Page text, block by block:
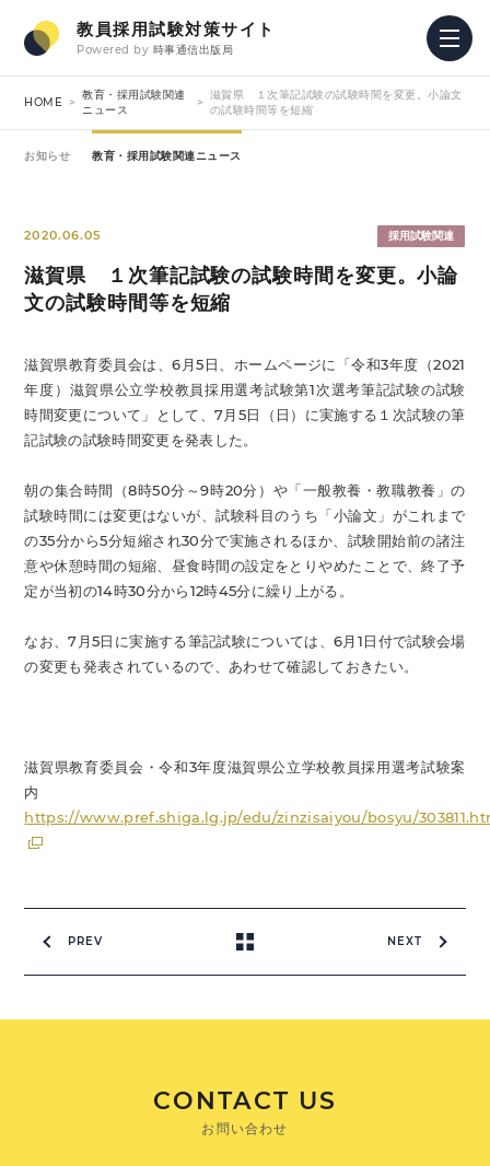
教員採用試験対策サイト
Powered by 時事通信出版局
HOME
教育・採用試験関連
ニュース
滋賀県 １次筆記試験の試験時間を変更。小論文
の試験時間等を短縮
お知らせ 教育・採用試験関連ニュース
2020.06.05 採用試験関連
滋賀県 １次筆記試験の試験時間を変更。小論
文の試験時間等を短縮
滋賀県教育委員会は、6月5日、ホームページに「令和3年度（2021
年度）滋賀県公立学校教員採用選考試験第1次選考筆記試験の試験
時間変更について」として、7月5日（日）に実施する１次試験の筆
記試験の試験時間変更を発表した。
朝の集合時間（8時50分～9時20分）や「一般教養・教職教養」の
試験時間には変更はないが、試験科目のうち「小論文」がこれまで
の35分から5分短縮され30分で実施されるほか、試験開始前の諸注
意や休憩時間の短縮、昼食時間の設定をとりやめたことで、終了予
定が当初の14時30分から12時45分に繰り上がる。
なお、7月5日に実施する筆記試験については、6月1日付で試験会場
の変更も発表されているので、あわせて確認しておきたい。
滋賀県教育委員会・令和3年度滋賀県公立学校教員採用選考試験案
内
https://www.pref.shiga.lg.jp/edu/zinzisaiyou/bosyu/
PREV NEXT
CONTACT US
お問い合わせ